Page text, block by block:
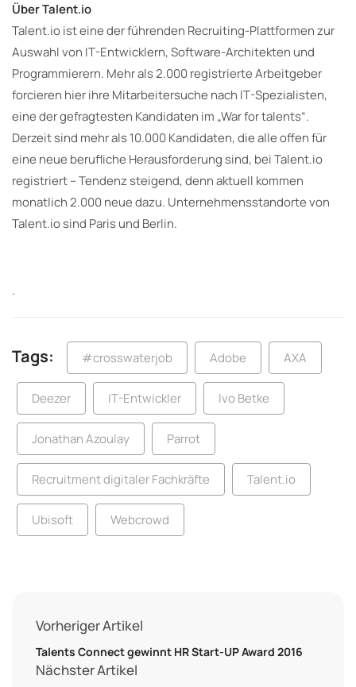
Über Talent.io
Talent.io ist eine der führenden Recruiting-Plattformen zur
Auswahl von IT-Entwicklern, Software-Architekten und
Programmierern. Mehr als 2.000 registrierte Arbeitgeber
forcieren hier ihre Mitarbeitersuche nach IT-Spezialisten,
eine der gefragtesten Kandidaten im „War for talents“.
Derzeit sind mehr als 10.000 Kandidaten, die alle offen für
eine neue berufliche Herausforderung sind, bei Talent.io
registriert – Tendenz steigend, denn aktuell kommen
monatlich 2.000 neue dazu. Unternehmensstandorte von
Talent.io sind Paris und Berlin.
.
Tags: #crosswaterjob Adobe AXA
Deezer IT-Entwickler Ivo Betke
Jonathan Azoulay Parrot
Recruitment digitaler Fachkräfte Talent.io
Ubisoft Webcrowd
Vorheriger Artikel
Talents Connect gewinnt HR Start-UP Award 2016
Nächster Artikel